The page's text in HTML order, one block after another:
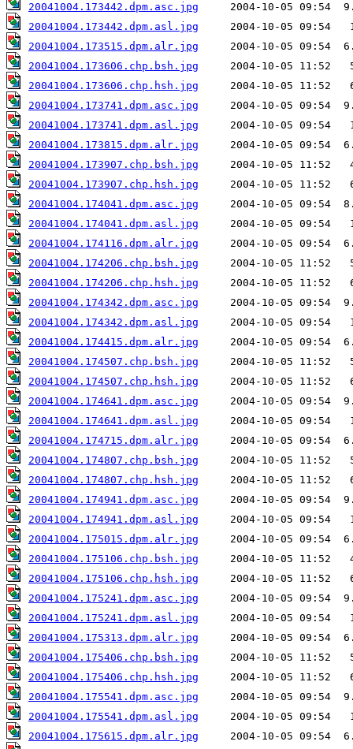
20041004.173442.dpm.asc.jpg
20041004.173442.dpm.asl.jpg
20041004.173515.dpm.alr.jpg
20041004.173606.chp.bsh.jpg
20041004.173606.chp.hsh.jpg
20041004.173741.dpm.asc.jpg
20041004.173741.dpm.asl.jpg
20041004.173815.dpm.alr.jpg
20041004.173907.chp.bsh.jpg
20041004.173907.chp.hsh.jpg
20041004.174041.dpm.asc.jpg
20041004.174041.dpm.asl.jpg
20041004.174116.dpm.alr.jpg
20041004.174206.chp.bsh.jpg
20041004.174206.chp.hsh.jpg
20041004.174342.dpm.asc.jpg
20041004.174342.dpm.asl.jpg
20041004.174415.dpm.alr.jpg
20041004.174507.chp.bsh.jpg
20041004.174507.chp.hsh.jpg
20041004.174641.dpm.asc.jpg
20041004.174641.dpm.asl.jpg
20041004.174715.dpm.alr.jpg
20041004.174807.chp.bsh.jpg
20041004.174807.chp.hsh.jpg
20041004.174941.dpm.asc.jpg
20041004.174941.dpm.asl.jpg
20041004.175015.dpm.alr.jpg
20041004.175106.chp.bsh.jpg
20041004.175106.chp.hsh.jpg
20041004.175241.dpm.asc.jpg
20041004.175241.dpm.asl.jpg
20041004.175313.dpm.alr.jpg
20041004.175406.chp.bsh.jpg
20041004.175406.chp.hsh.jpg
20041004.175541.dpm.asc.jpg
20041004.175541.dpm.asl.jpg
20041004.175615.dpm.alr.jpg